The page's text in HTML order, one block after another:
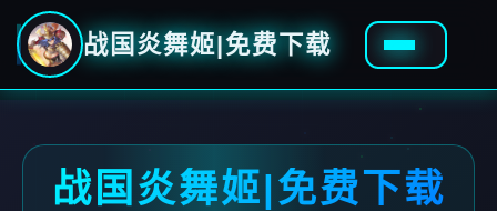
战国炎舞姬|免费下载
战国炎舞姬|免费下载